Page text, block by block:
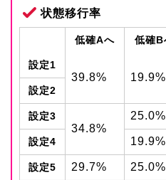
状態移行率
低確Aへ 低確B
設定1
39.8%
19.9%
設定2
設定3
34.8%
25.0%
設定4
19.9%
設定5 29.7% 25.0%